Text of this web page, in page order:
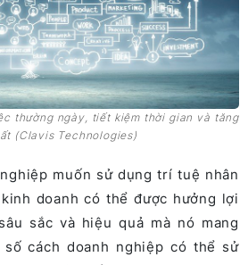
thường ngày, tiết kiệm thời gian và tăng
(Clavis Technologies)
muốn sử dụng trí tuệ nhân
doanh có thể được hưởng lợi
sắc và hiệu quả mà nó mang
cách doanh nghiệp có thể sử